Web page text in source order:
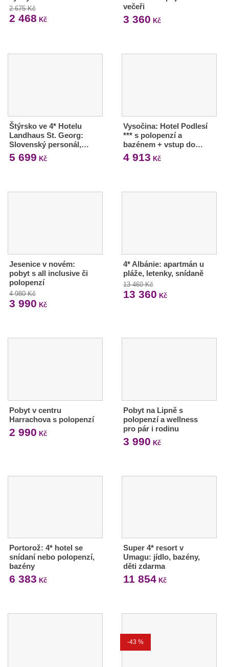
2 675 Kč
2 468 Kč
večeři
3 360 Kč
Štýrsko ve 4* Hotelu
Landhaus St. Georg:
Slovenský personál,…
5 699 Kč
Vysočina: Hotel Podlesí
*** s polopenzí a
bazénem + vstup do…
4 913 Kč
Jesenice v novém:
pobyt s all inclusive či
polopenzí
4 980 Kč
3 990 Kč
4* Albánie: apartmán u
pláže, letenky, snídaně
13 460 Kč
13 360 Kč
Pobyt v centru
Harrachova s polopenzí
2 990 Kč
Pobyt na Lipně s
polopenzí a wellness
pro pár i rodinu
3 990 Kč
Portorož: 4* hotel se
snídaní nebo polopenzí,
bazény
6 383 Kč
Super 4* resort v
Umagu: jídlo, bazény,
děti zdarma
11 854Kč
-43 %